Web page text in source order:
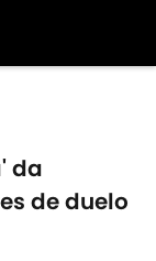
da
de duelo